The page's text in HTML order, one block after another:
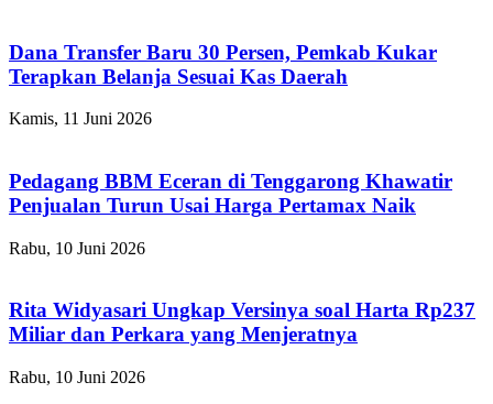
Dana Transfer Baru 30 Persen, Pemkab Kukar
Terapkan Belanja Sesuai Kas Daerah
Kamis, 11 Juni 2026
Pedagang BBM Eceran di Tenggarong Khawatir
Penjualan Turun Usai Harga Pertamax Naik
Rabu, 10 Juni 2026
Rita Widyasari Ungkap Versinya soal Harta Rp237
Miliar dan Perkara yang Menjeratnya
Rabu, 10 Juni 2026